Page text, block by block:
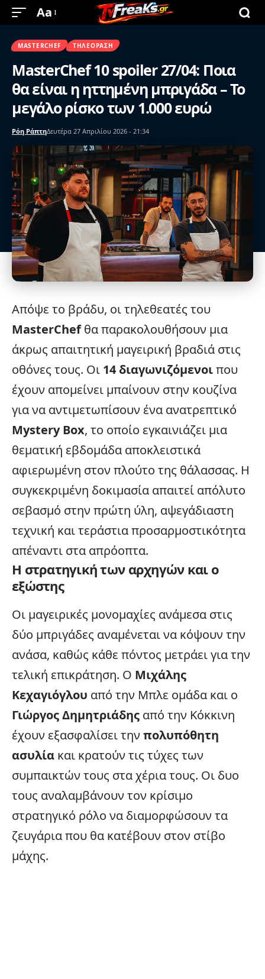
Aa
MASTERCHEF ΤΗΛΕΌΡΑΣΗ
MasterChef 10 spoiler 27/04: Ποια
θα είναι η ηττημένη μπριγάδα – Το
μεγάλο ρίσκο των 1.000 ευρώ
Ρόη ΡάπτηΔευτέρα 27 Απριλίου 2026 - 21:34
Απόψε το βράδυ, οι τηλεθεατές του
MasterChefθα παρακολουθήσουν μια
άκρως απαιτητική μαγειρική βραδιά στις
οθόνες τους. Οι 14 διαγωνιζόμενοιπου
έχουν απομείνει μπαίνουν στην κουζίνα
για να αντιμετωπίσουν ένα ανατρεπτικό
Mystery Box, το οποίο εγκαινιάζει μια
θεματική εβδομάδα αποκλειστικά
αφιερωμένη στον πλούτο της θάλασσας. Η
συγκεκριμένη δοκιμασία απαιτεί απόλυτο
σεβασμό στην πρώτη ύλη, αψεγάδιαστη
τεχνική και τεράστια προσαρμοστικότητα
απέναντι στα απρόοπτα.
Η στρατηγική των αρχηγών και ο
εξώστης
Οι μαγειρικές μονομαχίες ανάμεσα στις
δύο μπριγάδες αναμένεται να κόψουν την
ανάσα, καθώς κάθε πόντος μετράει για την
τελική επικράτηση. Ο Μιχάλης
Κεχαγιόγλου από την Μπλε ομάδα και ο
Γιώργος Δημητριάδης από την Κόκκινη
έχουν εξασφαλίσει την πολυπόθητη
ασυλία και κρατούν τις τύχες των
συμπαικτών τους στα χέρια τους. Οι δυο
τους αναλαμβάνουν τον κρίσιμο
στρατηγικό ρόλο να διαμορφώσουν τα
ζευγάρια που θα κατέβουν στον στίβο
μάχης.